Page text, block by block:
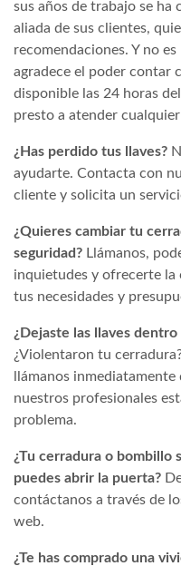
sus años de trabajo se ha
aliada de sus clientes,
recomendaciones. Y no
agradece el poder contar
disponible las 24 horas
presto a atender
¿Has perdido tus llaves?
ayudarte. Contacta con
cliente y solicita un
¿Quieres cambiar tu
seguridad? Llámanos,
inquietudes y ofrecerte la
tus necesidades y
¿Dejaste las llaves
¿Violentaron tu
llámanos
nuestros profesionales
problema.
¿Tu cerradura o bombillo
puedes abrir la puerta?
contáctanos a través de
web.
¿Te has comprado una